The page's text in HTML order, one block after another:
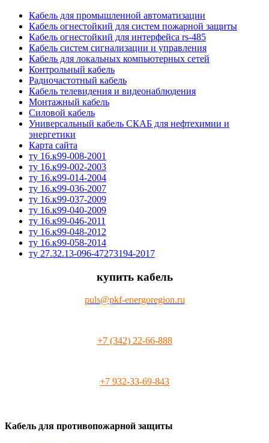
Кабель для промышленной автоматизации
Кабель огнестойкий для систем пожарной защиты
Кабель огнестойкий для интерфейса rs-485
Кабель систем сигнализации и управления
Кабель для локальных компьютерных сетей
Контрольный кабель
Радиочастотный кабель
Кабель телевидения и видеонаблюдения
Монтажный кабель
Силовой кабель
Универсальный кабель СКАБ для нефтехимии и
энергетики
Карта сайта
ту 16.к99-008-2001
ту 16.к99-002-2003
ту 16.к99-014-2004
ту 16.к99-036-2007
ту 16.к99-037-2009
ту 16.к99-040-2009
ту 16.к99-046-2011
ту 16.к99-048-2012
ту 16.к99-058-2014
ту 27.32.13-096-47273194-2017
купить кабель
puls@pkf-energoregion.ru
+7 (342) 22-66-888
+7 932-33-69-843
Кабель для противопожарной защиты